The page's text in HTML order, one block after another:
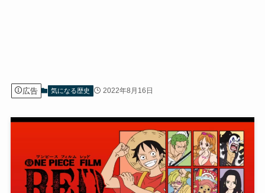
広告 気になる歴史 2022年8月16日